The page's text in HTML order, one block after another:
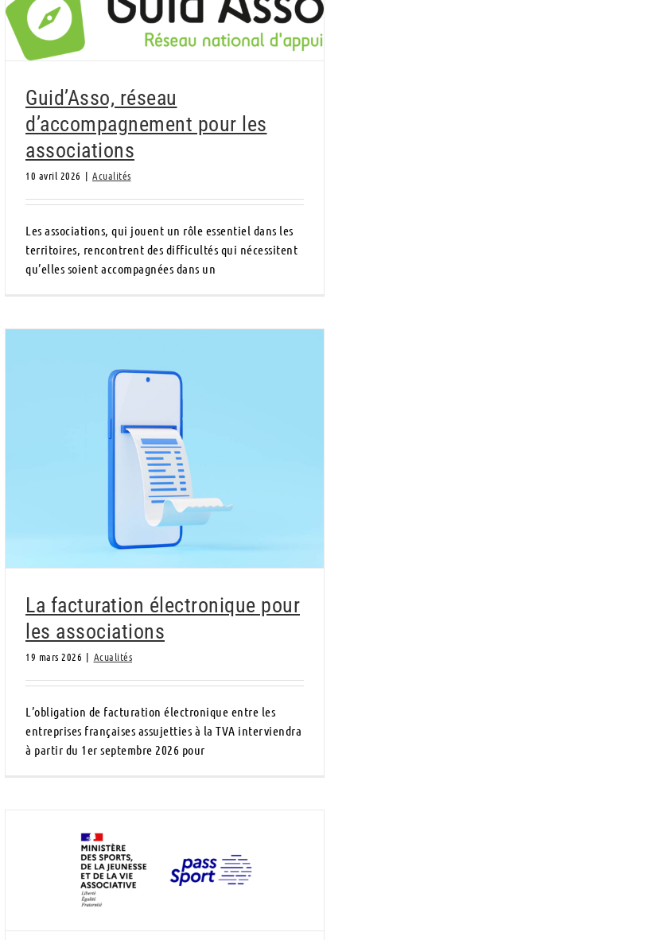
Guid’Asso, réseau d’accompagnement pour
les associations
Guid’Asso, réseau
d’accompagnement pour les
associations
10 avril 2026 | Acualités
Les associations, qui jouent un rôle essentiel dans les
territoires, rencontrent des difficultés qui nécessitent
qu’elles soient accompagnées dans un
La facturation électronique pour les
associations
La facturation électronique pour
les associations
19 mars 2026 | Acualités
L’obligation de facturation électronique entre les
entreprises françaises assujetties à la TVA interviendra
à partir du 1er septembre 2026 pour
Pass Sport 2025 : Suspension temporaire de
la saisie des codes pass Sport